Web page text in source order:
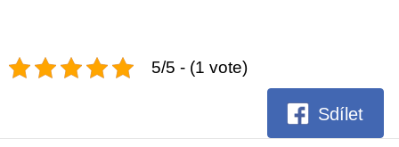
5/5 - (1 vote)
Sdílet